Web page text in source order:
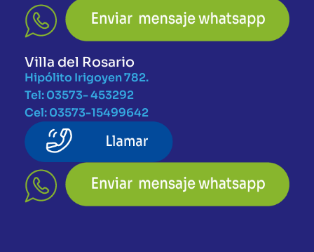
Villa del Rosario
Hipólito Irigoyen 782.
Tel: 03573- 453292
Cel: 03573-15499642